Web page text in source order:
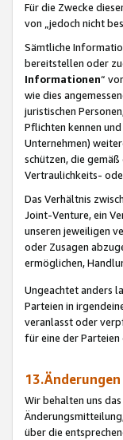
Für die Zwecke
von „jedoch nicht
Sämtliche
bereitstellen oder
Informationen“
wie dies
juristischen
Pflichten kennen
Unternehmen)
schützen, die
Vertraulichkeits-
Das Verhältnis
Joint-Venture, ein
unseren jeweiligen
oder Zusagen
ermöglichen,
Ungeachtet anders
Parteien in
veranlasst oder
für eine der
13.Änderungen
Wir behalten uns
über die